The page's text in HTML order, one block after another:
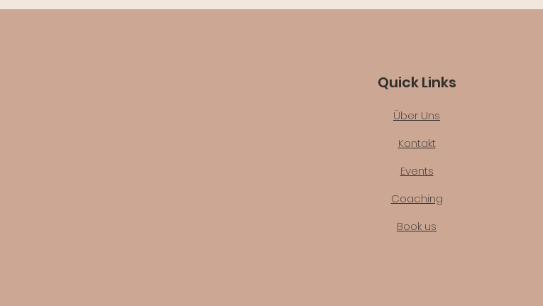
Quick Links
Über Uns
Kontakt
Events
Coaching
Book us